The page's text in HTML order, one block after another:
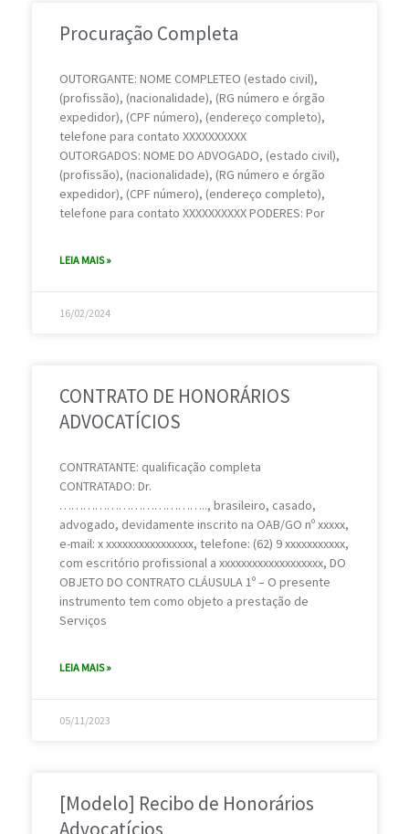
Procuração Completa
OUTORGANTE: NOME COMPLETEO (estado civil),
(profissão), (nacionalidade), (RG número e órgão
expedidor), (CPF número), (endereço completo),
telefone para contato XXXXXXXXXX
OUTORGADOS: NOME DO ADVOGADO, (estado civil),
(profissão), (nacionalidade), (RG número e órgão
expedidor), (CPF número), (endereço completo),
telefone para contato XXXXXXXXXX PODERES: Por
LEIA MAIS »
16/02/2024
CONTRATO DE HONORÁRIOS
ADVOCATÍCIOS
CONTRATANTE: qualificação completa
CONTRATADO: Dr.
……………………………….., brasileiro, casado,
advogado, devidamente inscrito na OAB/GO nº xxxxx,
e-mail: x xxxxxxxxxxxxxxxx, telefone: (62) 9 xxxxxxxxxxx,
com escritório profissional a xxxxxxxxxxxxxxxxxxx, DO
OBJETO DO CONTRATO CLÁUSULA 1º – O presente
instrumento tem como objeto a prestação de
Serviços
LEIA MAIS »
05/11/2023
[Modelo] Recibo de Honorários
Advocatícios